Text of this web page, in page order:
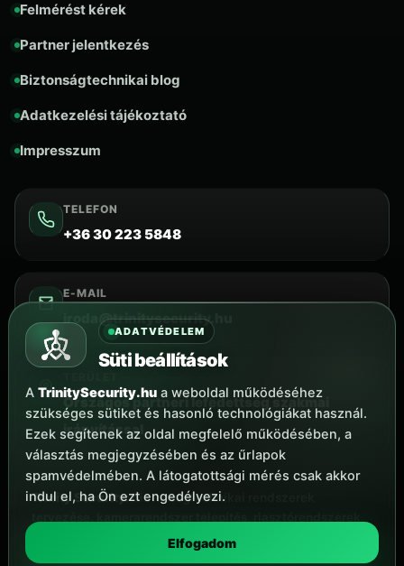
Felmérést kérek
Partner jelentkezés
Biztonságtechnikai blog
Adatkezelési tájékoztató
Impresszum
TELEFON
+36 30 223 5848
E-MAIL
iroda@trinitysecurity.hu
Országos partneri lefedettség szakmai
irányítással
Trinity Security:biztonságtechnikai rendszerek
okosotthon megoldások, karbantartás és digitális őrjárat
ADATVÉDELEM
Süti beállítások
A TrinitySecurity.hu a weboldal működéséhez
szükséges sütiket és hasonló technológiákat használ.
Ezek segítenek az oldal megfelelő működésében, a
választás megjegyzésében és az űrlapok
spamvédelmében. A látogatottsági mérés csak akkor
indul el, ha Ön ezt engedélyezi.
Elfogadom